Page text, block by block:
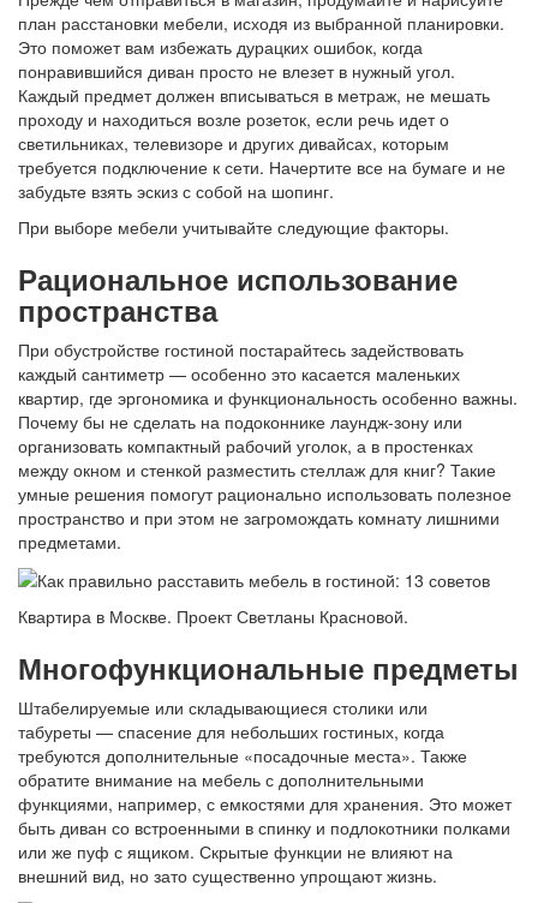
план расстановки мебели, исходя из выбранной планировки.
Это поможет вам избежать дурацких ошибок, когда
понравившийся диван просто не влезет в нужный угол.
Каждый предмет должен вписываться в метраж, не мешать
проходу и находиться возле розеток, если речь идет о
светильниках, телевизоре и других дивайсах, которым
требуется подключение к сети. Начертите все на бумаге и не
забудьте взять эскиз с собой на шопинг.
При выборе мебели учитывайте следующие факторы.
Рациональное использование
пространства
При обустройстве гостиной постарайтесь задействовать
каждый сантиметр — особенно это касается маленьких
квартир, где эргономика и функциональность особенно важны.
Почему бы не сделать на подоконнике лаундж-зону или
организовать компактный рабочий уголок, а в простенках
между окном и стенкой разместить стеллаж для книг? Такие
умные решения помогут рационально использовать полезное
пространство и при этом не загромождать комнату лишними
предметами.
Квартира в Москве. Проект Светланы Красновой.
Многофункциональные предметы
Штабелируемые или складывающиеся столики или
табуреты — спасение для небольших гостиных, когда
требуются дополнительные «посадочные места». Также
обратите внимание на мебель с дополнительными
функциями, например, с емкостями для хранения. Это может
быть диван со встроенными в спинку и подлокотники полками
или же пуф с ящиком. Скрытые функции не влияют на
внешний вид, но зато существенно упрощают жизнь.